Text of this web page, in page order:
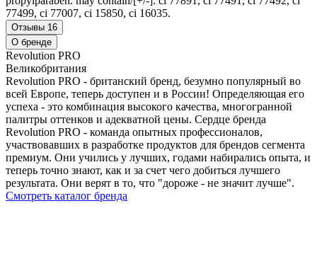
77499, ci 77007, ci 15850, ci 16035.
Отзывы 16
О бренде
Revolution PRO
Великобритания
Revolution PRO - британский бренд, безумно популярный во
всей Европе, теперь доступен и в России! Определяющая его
успеха - это комбинация высокого качества, многогранной
палитры оттенков и адекватной цены. Сердце бренда
Revolution PRO - команда опытных профессионалов,
участвовавших в разработке продуктов для брендов сегмента
премиум. Они учились у лучших, годами набирались опыта, и
теперь точно знают, как и за счет чего добиться лучшего
результата. Они верят в то, что "дороже - не значит лучше".
Смотреть каталог бренда